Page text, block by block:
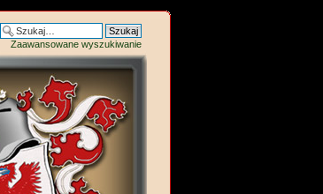
Zaawansowane wyszukiwanie